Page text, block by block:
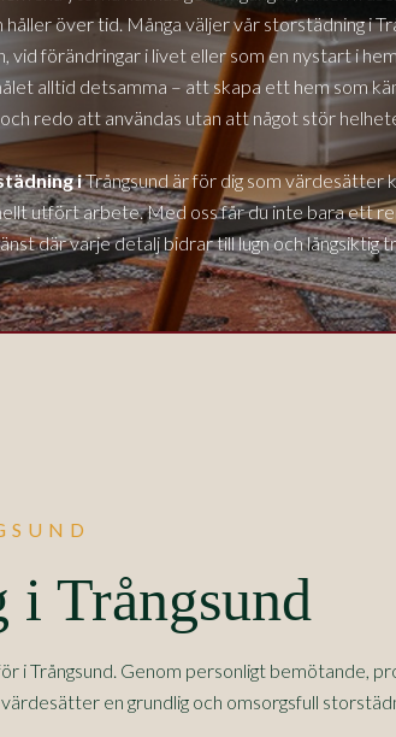
håller över tid. Många väljer vår storstädning i
vid förändringar i livet eller som en nystart i
alltid detsamma – att skapa ett hem som
redo att användas utan att något stör
iTrångsundär för dig som värdesätter
utfört arbete. Med oss får du inte bara ett
där varje detalj bidrar till lugn och långsiktig
i Trångsund
iTrångsund . Genom personligt bemötande,
en grundlig och omsorgsfull